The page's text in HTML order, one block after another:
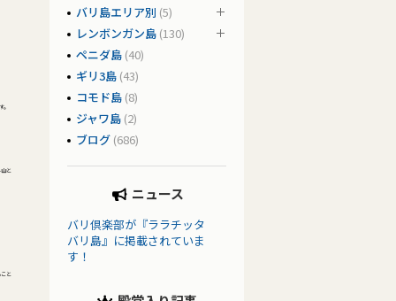
と
と
バリ島エリア別 (5)
レンボンガン島 (130)
ペニダ島 (40)
ギリ3島 (43)
コモド島 (8)
ジャワ島 (2)
ブログ (686)
ニュース
バリ倶楽部が『ララチッタ
バリ島』に掲載されていま
す！